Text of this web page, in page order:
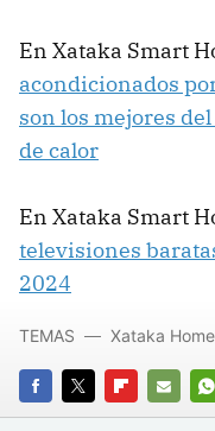
En Xataka Smart
acondicionados
son los mejores
de calor
En Xataka Smart
televisiones
2024
FACEBOOK
TWITTERFLIPBOARD
E-
TEMAS Xataka